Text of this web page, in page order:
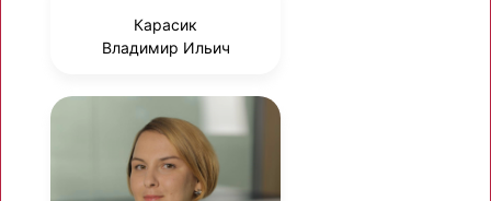
Карасик
Владимир Ильич